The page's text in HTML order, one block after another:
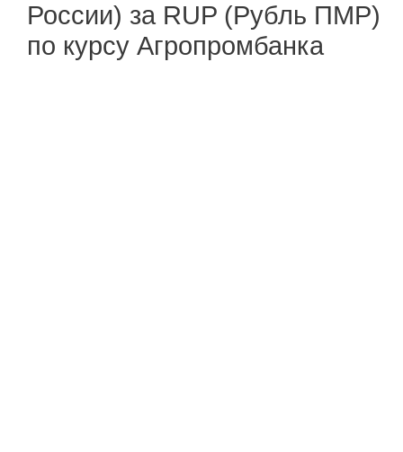
России) за RUP (Рубль ПМР)
по курсу Агропромбанка